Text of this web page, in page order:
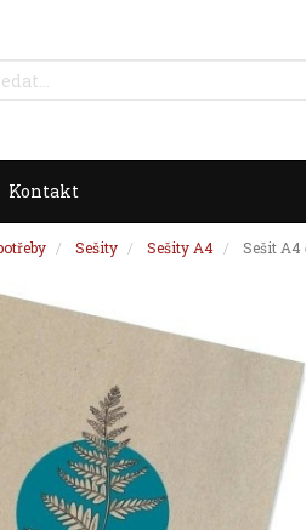
Kontakt
Sešity Sešity A4 Sešit A4